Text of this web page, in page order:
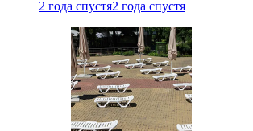
2 года спустя2 года спустя